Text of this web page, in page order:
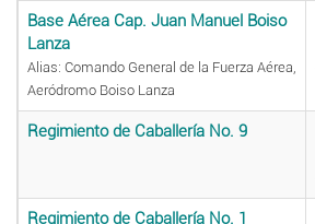
Base Aérea Cap. Juan Manuel Boiso
Lanza
Alias: Comando General de la Fuerza Aérea,
Aeródromo Boiso Lanza
Regimiento de Caballería No. 9
Regimiento de Caballería No. 1